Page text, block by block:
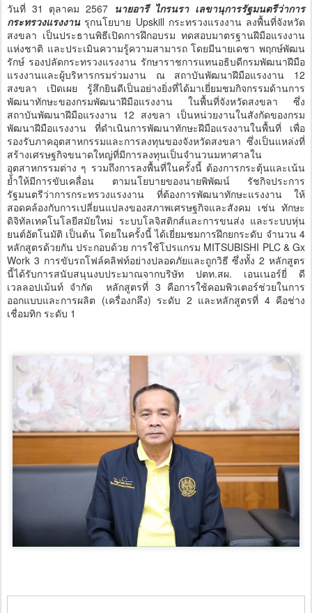
วันที่ 31 ตุลาคม 2567 นายอารี ไกรนรา เลขานุการรัฐมนตรีว่าการ
กระทรวงแรงงานรุกนโยบาย Upskill กระทรวงแรงงาน ลงพื้นที่จังหวัด
สงขลา เป็นประธานพิธีเปิดการฝึกอบรม ทดสอบมาตรฐานฝีมือแรงงาน
แห่งชาติ และประเมินความรู้ความสามารถ โดยมีนายเดชา พฤกษ์พัฒน
รักษ์ รองปลัดกระทรวงแรงงาน รักษาราชการแทนอธิบดีกรมพัฒนาฝีมือ
แรงงานและผู้บริหารกรมร่วมงาน ณ สถาบันพัฒนาฝีมือแรงงาน 12
สงขลา เปิดเผย รู้สึกยินดีเป็นอย่างยิ่งที่ได้มาเยี่ยมชมกิจกรรมด้านการ
พัฒนาทักษะของกรมพัฒนาฝีมือแรงงาน ในพื้นที่จังหวัดสงขลา ซึ่ง
สถาบันพัฒนาฝีมือแรงงาน 12 สงขลา เป็นหน่วยงานในสังกัดของกรม
พัฒนาฝีมือแรงงาน ที่ดำเนินการพัฒนาทักษะฝีมือแรงงานในพื้นที่ เพื่อ
รองรับภาคอุตสาหกรรมและการลงทุนของจังหวัดสงขลา ซึ่งเป็นแหล่งที่
สร้างเศรษฐกิจขนาดใหญ่ที่มีการลงทุนเป็นจำนวนมหาศาลใน
อุตสาหกรรมต่าง ๆ รวมถึงการลงพื้นที่ในครั้งนี้ ต้องการกระตุ้นและเน้น
ย้ำให้มีการขับเคลื่อน ตามนโยบายของนายพิพัฒน์ รัชกิจประการ
รัฐมนตรีว่าการกระทรวงแรงงาน ที่ต้องการพัฒนาทักษะแรงงาน ให้
สอดคล้องกับการเปลี่ยนแปลงของสภาพเศรษฐกิจและสังคม เช่น ทักษะ
ดิจิทัลเทคโนโลยีสมัยใหม่ ระบบโลจิสติกส์และการขนส่ง และระบบหุ่น
ยนต์อัตโนมัติ เป็นต้น โดยในครั้งนี้ ได้เยี่ยมชมการฝึกยกระดับ จำนวน 4
หลักสูตรด้วยกัน ประกอบด้วย การใช้โปรแกรม MITSUBISHI PLC & Gx
Work 3 การขับรถโฟล์คลิฟท์อย่างปลอดภัยและถูกวิธี ซึ่งทั้ง 2 หลักสูตร
นี้ได้รับการสนับสนุนงบประมาณจากบริษัท ปตท.สผ. เอนเนอร์ยี่ ดี
เวลลอปเม้นท์ จำกัด หลักสูตรที่ 3 คือการใช้คอมพิวเตอร์ช่วยในการ
ออกแบบและการผลิต (เครื่องกลึง) ระดับ 2 และหลักสูตรที่ 4 คือช่าง
เชื่อมทิก ระดับ 1